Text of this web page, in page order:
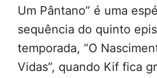
Um Pântano” é uma
sequência do quinto
temporada, “O
Vidas”, quando Kif fica